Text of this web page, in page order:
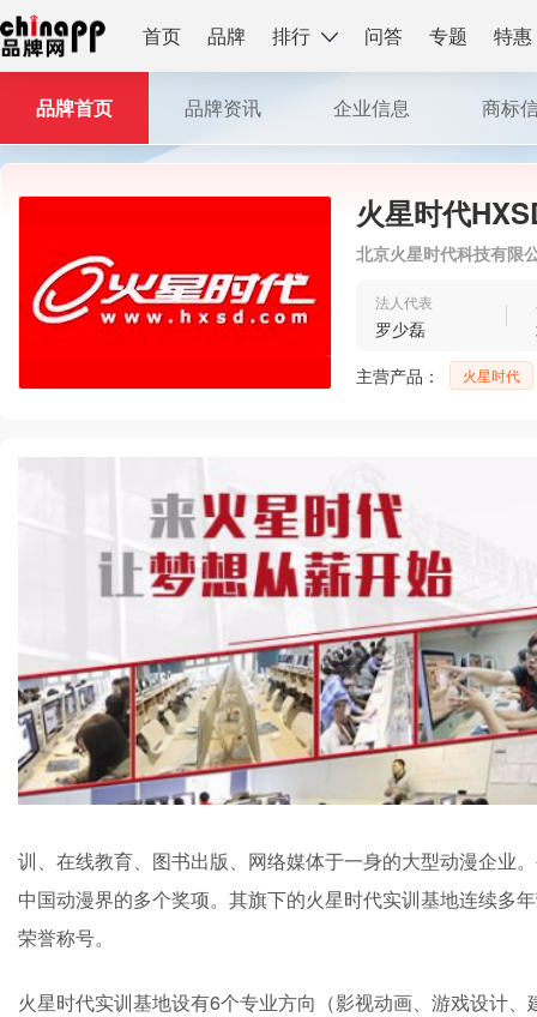
首页 品牌 排行 问答 专题 特惠
火星时代
北京火星时代科技有限
法人代表
罗少磊
主营产品：
火星时代
品牌首页 品牌资讯 企业信息 商标
训、在线教育、图书出版、网络媒体于一身的大型动漫企业
中国动漫界的多个奖项。其旗下的火星时代实训基地连续多
荣誉称号。
火星时代实训基地设有6个专业方向（影视动画、游戏设计